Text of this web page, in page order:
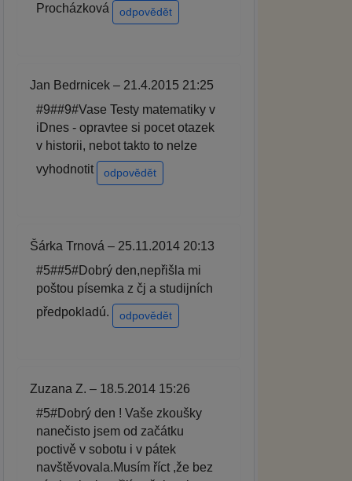
Procházková
odpovědět
Jan Bedrnicek – 21.4.2015 21:25
#9##9#Vase Testy matematiky v
iDnes - opravtee si pocet otazek
v historii, nebot takto to nelze
vyhodnotit
odpovědět
Šárka Trnová – 25.11.2014 20:13
#5##5#Dobrý den,nepřišla mi
poštou písemka z čj a studijních
předpokladú.
odpovědět
Zuzana Z. – 18.5.2014 15:26
#5#Dobrý den ! Vaše zkoušky
nanečisto jsem od začátku
poctivě v sobotu i v pátek
navštěvovala.Musím říct ,že bez